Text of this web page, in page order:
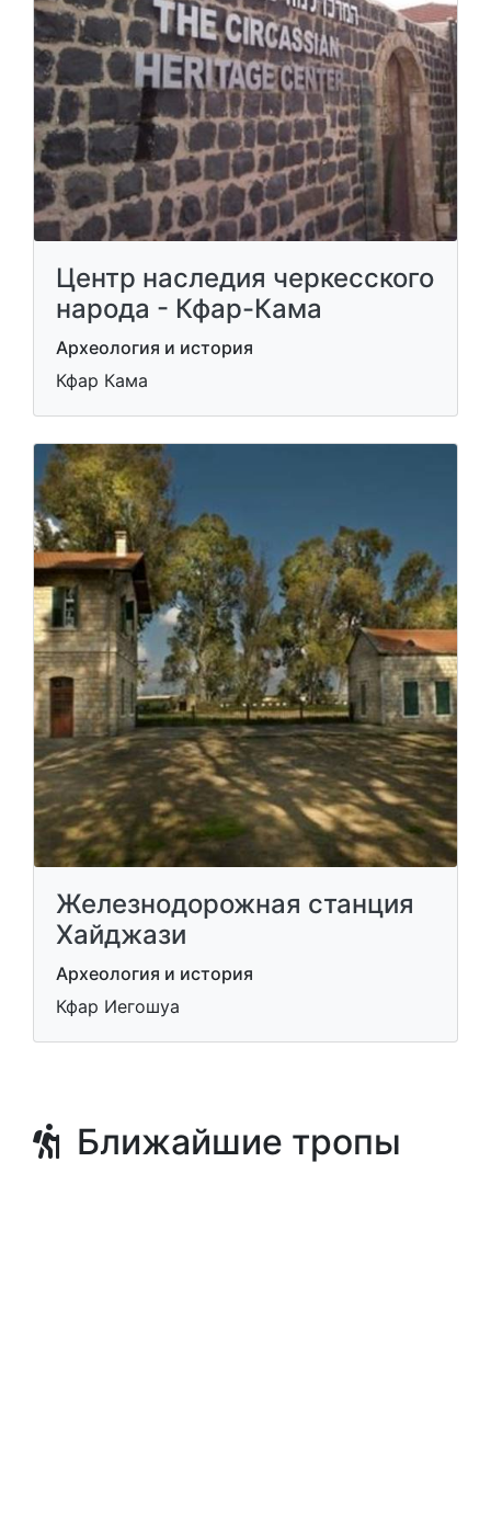
Центр наследия черкесского
народа - Кфар-Кама
Археология и история
Кфар Кама
Железнодорожная станция
Хайджази
Археология и история
Кфар Иегошуа
Ближайшие тропы